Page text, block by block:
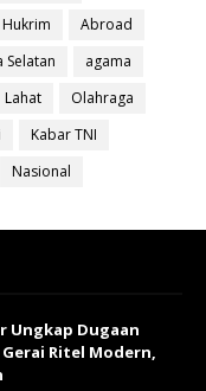
Hukrim
Abroad
Selatan
agama
Lahat
Olahraga
Kabar TNI
Nasional
Ungkap Dugaan
Ritel Modern,